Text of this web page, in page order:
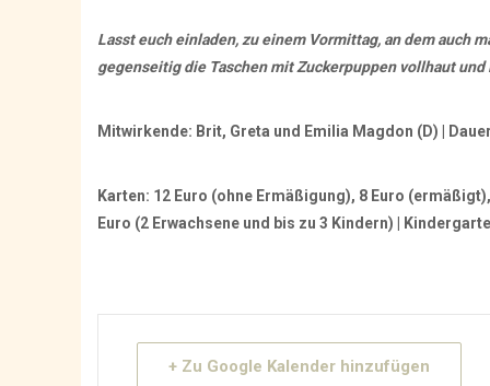
Lasst euch einladen, zu einem Vormittag, an dem auch
gegenseitig die Taschen mit Zuckerpuppen vollhaut
Mitwirkende: Brit, Greta und Emilia Magdon (D) |
Karten: 12 Euro (ohne Ermäßigung), 8 Euro
Euro (2 Erwachsene und bis zu 3 Kindern) |
+ Zu Google Kalender hinzufügen